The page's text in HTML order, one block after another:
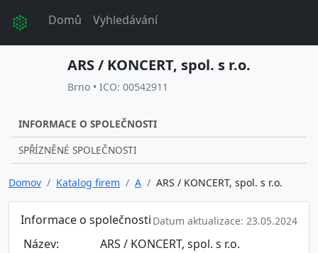
Domů Vyhledávání
ARS / KONCERT, spol. s r.o.
Brno • ICO: 00542911
INFORMACE O SPOLEČNOSTI
SPŘÍZNĚNÉ SPOLEČNOSTI
Domov Katalog firem A ARS / KONCERT, spol. s r.o.
Informace o společnosti Datum aktualizace: 23.05.2024
Název:
ARS / KONCERT, spol. s r.o.